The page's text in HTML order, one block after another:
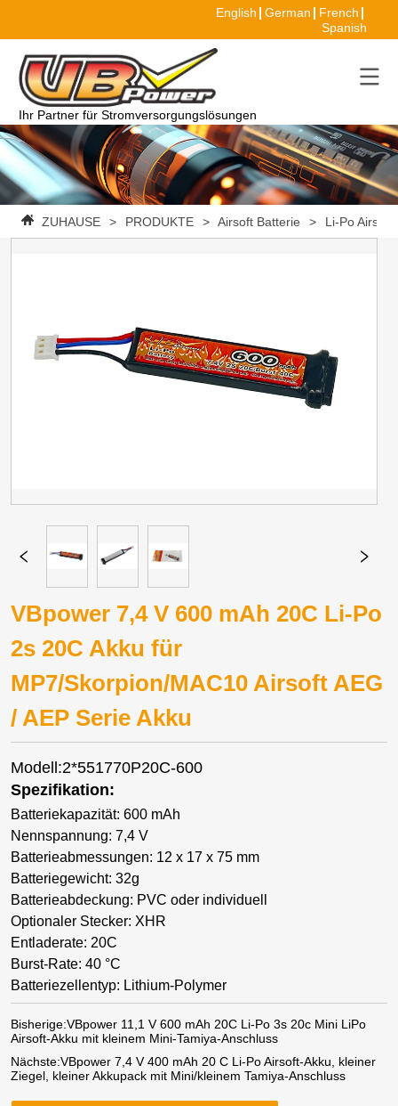
English German
French
Spanish
Ihr Partner für Stromversorgungslösungen
ZUHAUSE > PRODUKTE > Airsoft Batterie > Li-Po Airsoft
VBpower 7,4 V 600 mAh 20C Li-Po
2s 20C Akku für
MP7/Skorpion/MAC10 Airsoft AEG
/ AEP Serie Akku
Modell:2*551770P20C-600
Spezifikation:
Batteriekapazität: 600 mAh
Nennspannung: 7,4 V
Batterieabmessungen: 12 x 17 x 75 mm
Batteriegewicht: 32g
Batterieabdeckung: PVC oder individuell
Optionaler Stecker: XHR
Entladerate: 20C
Burst-Rate: 40 °C
Batteriezellentyp: Lithium-Polymer
Bisherige:VBpower 11,1 V 600 mAh 20C Li-Po 3s 20c Mini LiPo
Airsoft-Akku mit kleinem Mini-Tamiya-Anschluss
Nächste:VBpower 7,4 V 400 mAh 20 C Li-Po Airsoft-Akku, kleiner
Ziegel, kleiner Akkupack mit Mini/kleinem Tamiya-Anschluss